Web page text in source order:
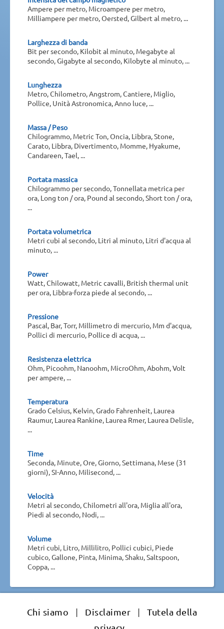
Ampere per metro, Microampere per metro,
Milliampere per metro, Oersted, Gilbert al metro, ...
Larghezza di banda
Bit per secondo, Kilobit al minuto, Megabyte al
secondo, Gigabyte al secondo, Kilobyte al minuto, ...
Lunghezza
Metro, Chilometro, Angstrom, Cantiere, Miglio,
Pollice, Unità Astronomica, Anno luce, ...
Massa / Peso
Chilogrammo, Metric Ton, Oncia, Libbra, Stone,
Carato, Libbra, Divertimento, Momme, Hyakume,
Candareen, Tael, ...
Portata massica
Chilogrammo per secondo, Tonnellata metrica per
ora, Long ton / ora, Pound al secondo, Short ton / ora,
...
Portata volumetrica
Metri cubi al secondo, Litri al minuto, Litri d'acqua al
minuto, ...
Power
Watt, Chilowatt, Metric cavalli, British thermal unit
per ora, Libbra-forza piede al secondo, ...
Pressione
Pascal, Bar, Torr, Millimetro di mercurio, Mm d'acqua,
Pollici di mercurio, Pollice di acqua, ...
Resistenza elettrica
Ohm, Picoohm, Nanoohm, MicroOhm, Abohm, Volt
per ampere, ...
Temperatura
Grado Celsius, Kelvin, Grado Fahrenheit, Laurea
Raumur, Laurea Rankine, Laurea Rmer, Laurea Delisle,
...
Time
Seconda, Minute, Ore, Giorno, Settimana, Mese (31
giorni), SI-Anno, Milisecond, ...
Velocità
Metri al secondo, Chilometri all'ora, Miglia all'ora,
Piedi al secondo, Nodi, ...
Volume
Metri cubi, Litro, Millilitro, Pollici cubici, Piede
cubico, Gallone, Pinta, Minima, Shaku, Saltspoon,
Coppa, ...
Chi siamo | Disclaimer |
Tutela della